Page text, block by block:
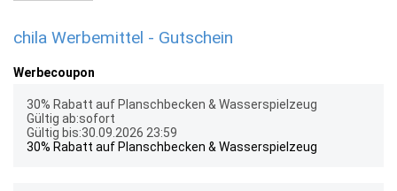
chila Werbemittel - Gutschein
Werbecoupon
30% Rabatt auf Planschbecken & Wasserspielzeug
Gültig ab:sofort
Gültig bis:30.09.2026 23:59
30% Rabatt auf Planschbecken & Wasserspielzeug